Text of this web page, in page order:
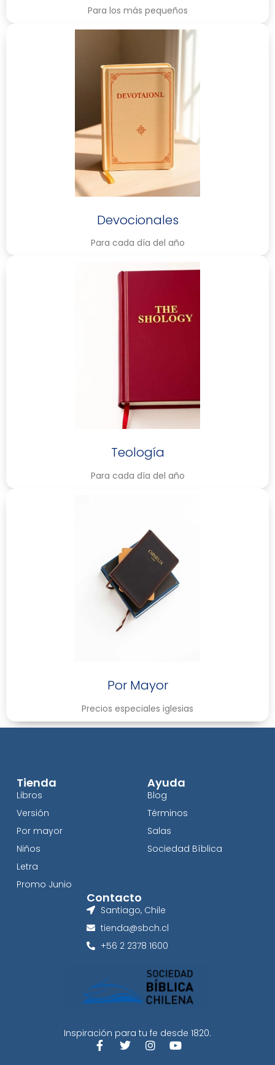
Para los más pequeños
Devocionales
Para cada día del año
Teología
Para cada día del año
Por Mayor
Precios especiales iglesias
Inspiración para tu fe desde 1820.
Tienda
Libros
Versión
Por mayor
Niños
Letra
Promo Junio
Ayuda
Blog
Términos
Salas
Sociedad Bíblica
Contacto
Santiago, Chile
tienda@sbch.cl
+56 2 2378 1600